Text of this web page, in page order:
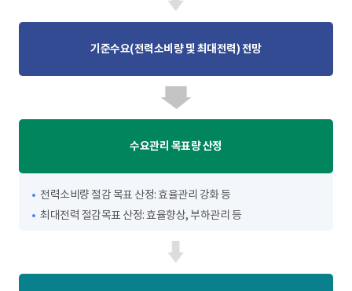
기준수요(전력소비량 및 최대전력) 전망
수요관리 목표량 산정
전력소비량 절감 목표 산정: 효율관리 강화 등
최대전력 절감목표 산정: 효율향상, 부하관리 등